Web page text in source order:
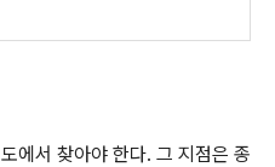
에서 찾아야 한다. 그 지점은 종